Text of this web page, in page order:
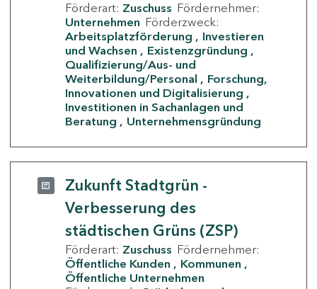
Förderart: Zuschuss Fördernehmer:
Unternehmen Förderzweck:
Arbeitsplatzförderung
Investieren
und Wachsen
Existenzgründung
Qualifizierung/Aus- und
Weiterbildung/Personal
Forschung,
Innovationen und Digitalisierung
Investitionen in Sachanlagen und
Beratung
Unternehmensgründung
Zukunft Stadtgrün -
Verbesserung des
städtischen Grüns (ZSP)
Förderart: Zuschuss Fördernehmer:
Öffentliche Kunden
Kommunen
Öffentliche Unternehmen